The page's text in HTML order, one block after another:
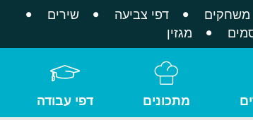
משחקים דפי צביעה
שירים
מגזין
מתכונים דפי עבודה